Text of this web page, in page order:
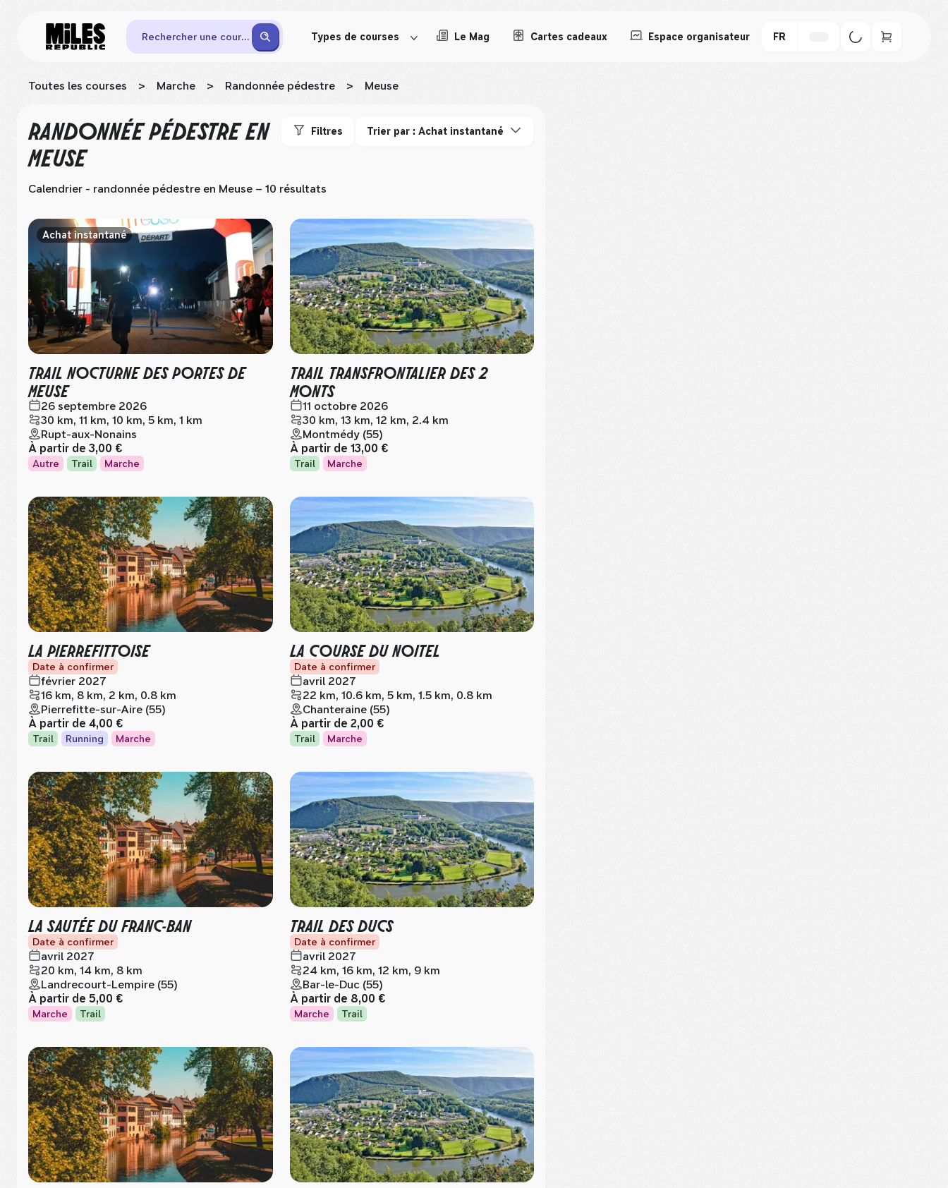
Rechercher une course Types de courses Le Mag Cartes cadeaux Espace organisateur FR
Toutes les courses > Marche > Randonnée pédestre > Meuse
RANDONNÉE PÉDESTREEN
MEUSE
Filtres Trier par : Achat instantané
Calendrier - randonnée pédestre en Meuse – 10 résultats
Achat instantané
TRAIL NOCTURNE DES PORTES DE
MEUSE
26 septembre 2026
30 km, 11 km, 10 km, 5 km, 1 km
Rupt-aux-Nonains
À partir de 3,00 €
Autre Trail Marche
TRAIL TRANSFRONTALIER DES 2
MONTS
11 octobre 2026
30 km, 13 km, 12 km, 2.4 km
Montmédy (55)
À partir de 13,00 €
Trail Marche
LA PIERREFITTOISE
Date à confirmer
février 2027
16 km, 8 km, 2 km, 0.8 km
Pierrefitte-sur-Aire (55)
À partir de 4,00 €
Trail Running Marche
LA COURSE DU NOITEL
Date à confirmer
avril 2027
22 km, 10.6 km, 5 km, 1.5 km, 0.8 km
Chanteraine (55)
À partir de 2,00 €
Trail Marche
LA SAUTÉE DU FRANC-BAN
Date à confirmer
avril 2027
20 km, 14 km, 8 km
Landrecourt-Lempire (55)
À partir de 5,00 €
Marche Trail
TRAIL DES DUCS
Date à confirmer
avril 2027
24 km, 16 km, 12 km, 9 km
Bar-le-Duc (55)
À partir de 8,00 €
Marche Trail